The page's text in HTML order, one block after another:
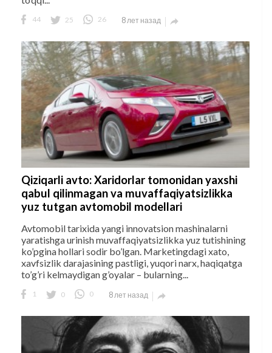
44 25 26 8 лет назад 
Qiziqarli avto: Xaridorlar tomonidan yaxshi
qabul qilinmagan va muvaffaqiyatsizlikka
yuz tutgan avtomobil modellari
Avtomobil tarixida yangi innovatsion mashinalarni
yaratishga urinish muvaffaqiyatsizlikka yuz tutishining
ko’pgina hollari sodir bo’lgan. Marketingdagi xato,
xavfsizlik darajasining pastligi, yuqori narx, haqiqatga
to’g’ri kelmaydigan g’oyalar – bularning...
1 0 0 8 лет назад 